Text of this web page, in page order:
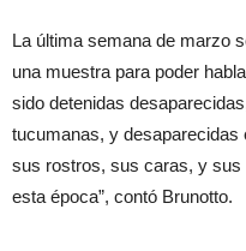
La última semana de marzo
una muestra para poder
sido detenidas
tucumanas, y desaparecidas
sus rostros, sus caras, y sus
esta época”, contó Brunotto.